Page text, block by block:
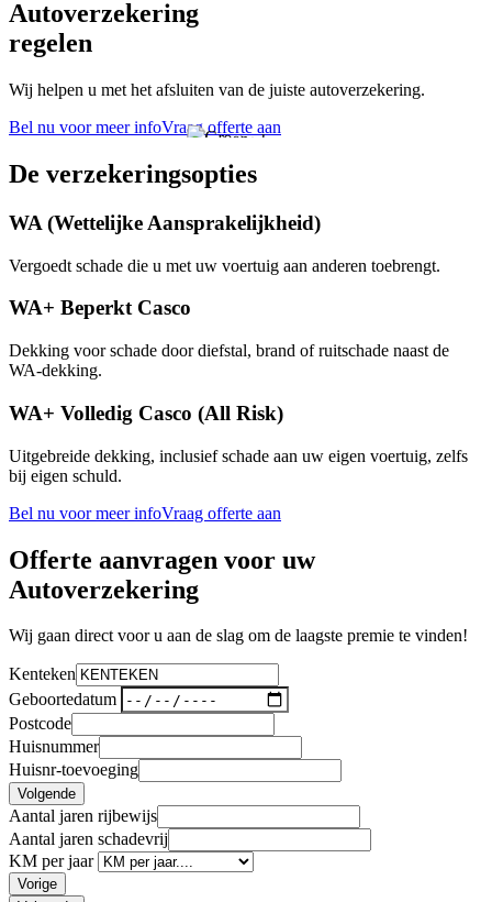
Autoverzekering
regelen
Wij helpen u met het afsluiten van de juiste autoverzekering.
Bel nu voor meer infoVraag offerte aan
De verzekeringsopties
WA (Wettelijke Aansprakelijkheid)
Vergoedt schade die u met uw voertuig aan anderen toebrengt.
WA+ Beperkt Casco
Dekking voor schade door diefstal, brand of ruitschade naast de
WA-dekking.
WA+ Volledig Casco (All Risk)
Uitgebreide dekking, inclusief schade aan uw eigen voertuig, zelfs
bij eigen schuld.
Bel nu voor meer infoVraag offerte aan
Offerte aanvragen voor uw
Autoverzekering
Wij gaan direct voor u aan de slag om de laagste premie te vinden!
Kenteken
Geboortedatum
Postcode
Huisnummer
Huisnr-toevoeging
Volgende
Aantal jaren rijbewijs
Aantal jaren schadevrij
KM per jaar
Vorige